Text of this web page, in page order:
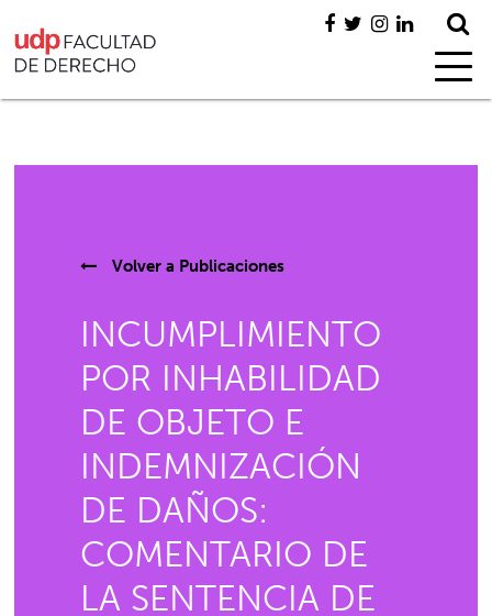
Volver a Publicaciones
INCUMPLIMIENTO
POR INHABILIDAD
DE OBJETO E
INDEMNIZACIÓN
DE DAÑOS:
COMENTARIO DE
LA SENTENCIA DE